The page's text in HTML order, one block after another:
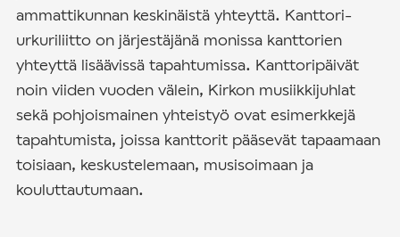
ammattikunnan keskinäistä yhteyttä. Kanttori-
urkuriliitto on järjestäjänä monissa kanttorien
yhteyttä lisäävissä tapahtumissa. Kanttoripäivät
noin viiden vuoden välein, Kirkon musiikkijuhlat
sekä pohjoismainen yhteistyö ovat esimerkkejä
tapahtumista, joissa kanttorit pääsevät tapaamaan
toisiaan, keskustelemaan, musisoimaan ja
kouluttautumaan.